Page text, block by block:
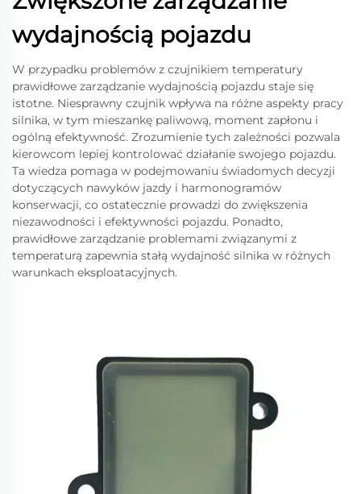
wydajnością pojazdu
W przypadku problemów z czujnikiem temperatury
prawidłowe zarządzanie wydajnością pojazdu staje się
istotne. Niesprawny czujnik wpływa na różne aspekty pracy
silnika, w tym mieszankę paliwową, moment zapłonu i
ogólną efektywność. Zrozumienie tych zależności pozwala
kierowcom lepiej kontrolować działanie swojego pojazdu.
Ta wiedza pomaga w podejmowaniu świadomych decyzji
dotyczących nawyków jazdy i harmonogramów
konserwacji, co ostatecznie prowadzi do zwiększenia
niezawodności i efektywności pojazdu. Ponadto,
prawidłowe zarządzanie problemami związanymi z
temperaturą zapewnia stałą wydajność silnika w różnych
warunkach eksploatacyjnych.